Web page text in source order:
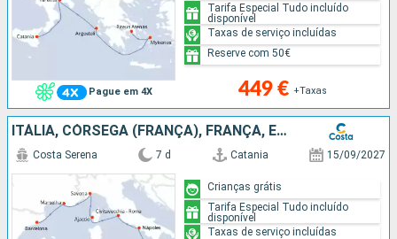
Pague em 4X 449 € +Taxas
Tarifa Especial Tudo incluído
disponível
Taxas de serviço incluídas
Reserve com 50€
ITÁLIA, CÓRSEGA (FRANÇA), FRANÇA, ESPANHA
Costa Serena 7 d Catania 15/09/2027
Crianças grátis
Tarifa Especial Tudo incluído
disponível
Taxas de serviço incluídas